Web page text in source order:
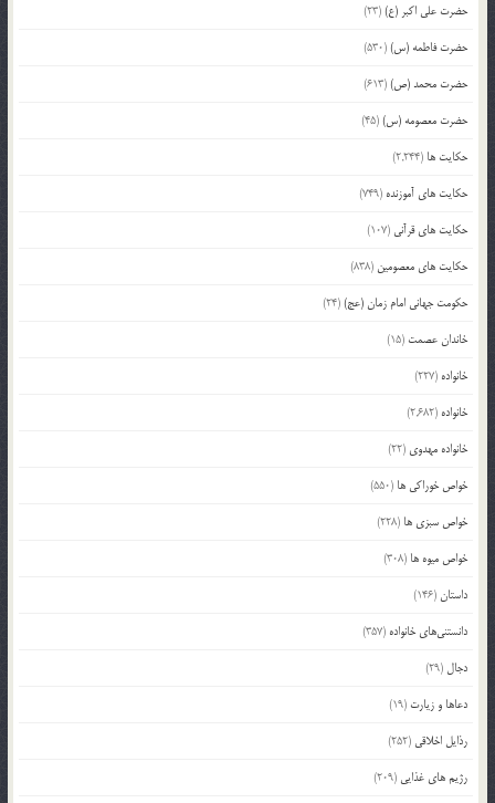
حضرت علی اکبر (ع)(23)
حضرت فاطمه (س)(530)
حضرت محمد (ص)(613)
حضرت معصومه (س)(45)
حکایت ها (2,244)
حکایت های آموزنده (749)
حکایت های قرآنی (107)
حکایت های معصومین (838)
حکومت جهانی امام زمان (عج)(24)
خاندان عصمت (15)
خانواده (227)
خانواده (2,682)
خانواده مهدوی (22)
خواص خوراکی ها (550)
خواص سبزی ها (228)
خواص میوه ها (308)
داستان(146)
دانستنی‌های خانواده (357)
دجال (29)
دعاها و زیارت (19)
رذایل اخلاقی (252)
رژیم های غذایی (209)